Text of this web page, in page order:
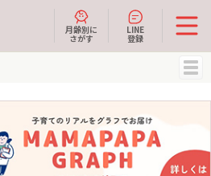
月齢別に
さがす
LINE
登録